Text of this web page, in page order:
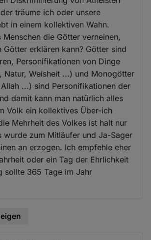
träume ich oder unsere
in einem kollektiven Wahn.
die Götter verneinen,
Götter erklären kann? Götter sind
Personifikationen von Dinge
Natur, Weisheit ...) und Monogötter
...) sind Personifikationen der
damit kann man natürlich alles
Volk ein kollektives Über-ich
Mehrheit des Volkes ist halt nur
wurde zum Mitläufer und Ja-Sager
an erzogen. Ich empfehle eher
oder ein Tag der Ehrlichkeit
sollte 365 Tage im Jahr